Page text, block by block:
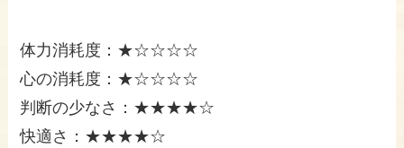
体力消耗度：★☆☆☆☆
心の消耗度：★☆☆☆☆
判断の少なさ：★★★★☆
快適さ：★★★★☆